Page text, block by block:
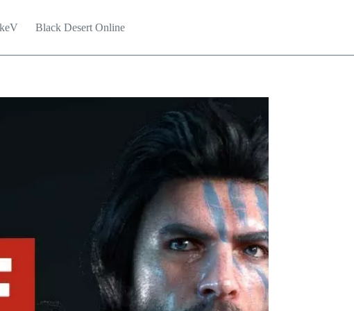
Black Desert Online